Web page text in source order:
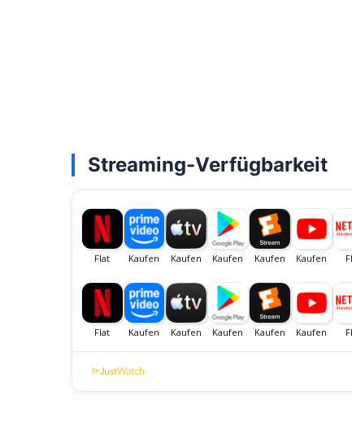
Streaming-Verfügbarkeit